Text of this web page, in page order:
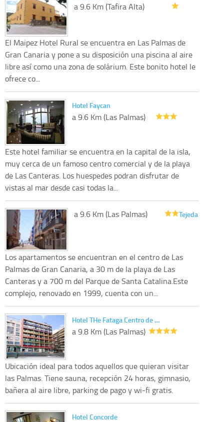
a 9.6 Km (Tafira Alta)
El Maipez Hotel Rural se encuentra en Las Palmas de
Gran Canaria y pone a su disposición una piscina al aire
libre así como una zona de solárium. Este bonito hotel le
ofrece co...
Hotel Faycan
a 9.6 Km (Las Palmas)
Este hotel familiar se encuentra en la capital de la isla,
muy cerca de un famoso centro comercial y de la playa
de Las Canteras. Los huespedes podran disfrutar de
vistas al mar desde casi todas la...
Tejeda
a 9.6 Km (Las Palmas)
Los apartamentos se encuentran en el centro de Las
Palmas de Gran Canaria, a 30 m de la playa de Las
Canteras y a 700 m del Parque de Santa Catalina.Este
complejo, renovado en 1999, cuenta con un...
Hotel THe Fataga Centro de …
a 9.8 Km (Las Palmas)
Ubicación ideal para todos aquellos que quieran visitar
las Palmas. Tiene sauna, recepción 24 horas, gimnasio,
bañera al aire libre, parking de pago y wi-fi gratis.
Hotel Concorde